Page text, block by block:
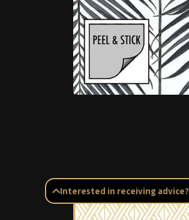
Interested in receiving advice?